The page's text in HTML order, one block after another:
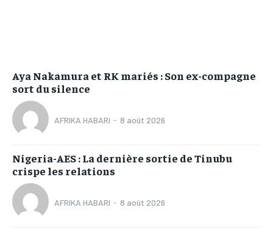
Aya Nakamura et RK mariés : Son ex-compagne
sort du silence
AFRIKA HABARI - 8 août 2026
Nigeria-AES : La dernière sortie de Tinubu
crispe les relations
AFRIKA HABARI - 8 août 2026